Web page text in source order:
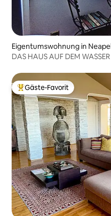
Eigentumswohnung in Neapel
DAS HAUS AUF DEM WASSER
Beliebter Gäste-Favorit.
Gäste-Favorit